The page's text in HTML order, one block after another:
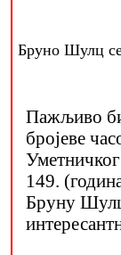
Бруно Шулц се
Пажљиво
бројеве
149.
Бруну